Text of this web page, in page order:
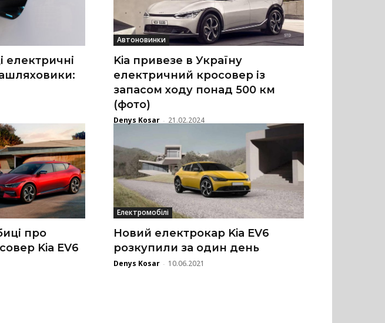
електричні
Автоновинки
Kia привезе в Україну
електричний кросовер із
запасом ходу понад 500 км
(фото)
Denys Kosar - 21.02.2024
про
Kia EV6
Електромобілі
Новий електрокар Kia EV6
розкупили за один день
Denys Kosar - 10.06.2021